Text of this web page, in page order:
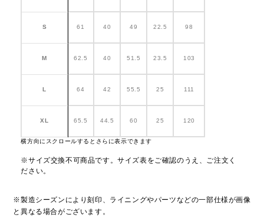
S 61 40 49 22.5 98
M 62.5 40 51.5 23.5 103
L 64 42 55.5 25 111
XL 65.5 44.5 60 25 120
横方向にスクロールするとさらに表示できます
※サイズ交換不可商品です。サイズ表をご確認のうえ、ご注文く
ださい。
※製造シーズンにより刻印、ライニングやパーツなどの一部仕様が画像
と異なる場合がございます。